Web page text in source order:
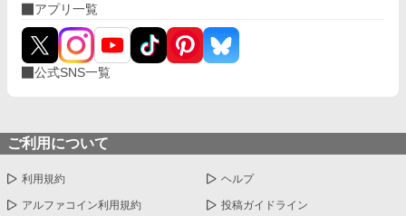
アプリ一覧
公式SNS一覧
ご利用について
利用規約 ヘルプ
アルファコイン利用規約 投稿ガイドライン